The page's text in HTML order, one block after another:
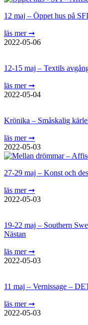
12 maj – Öppet hus på SFI
läs mer ➞
2022-05-06
12-15 maj – Textils
läs mer ➞
2022-05-04
Krönika – Småskalig
läs mer ➞
2022-05-03
27-29 maj – Konst och
läs mer ➞
2022-05-03
19-22 maj – Southern
Nästan
läs mer ➞
2022-05-03
11 maj – Vernissage –
läs mer ➞
2022-05-03